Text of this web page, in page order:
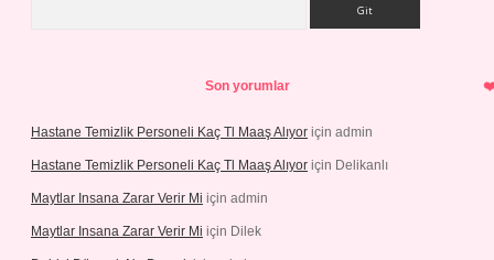
Son yorumlar
Hastane Temizlik Personeli Kaç Tl Maaş Alıyor için admin
Hastane Temizlik Personeli Kaç Tl Maaş Alıyor için Delikanlı
Maytlar Insana Zarar Verir Mi için admin
Maytlar Insana Zarar Verir Mi için Dilek